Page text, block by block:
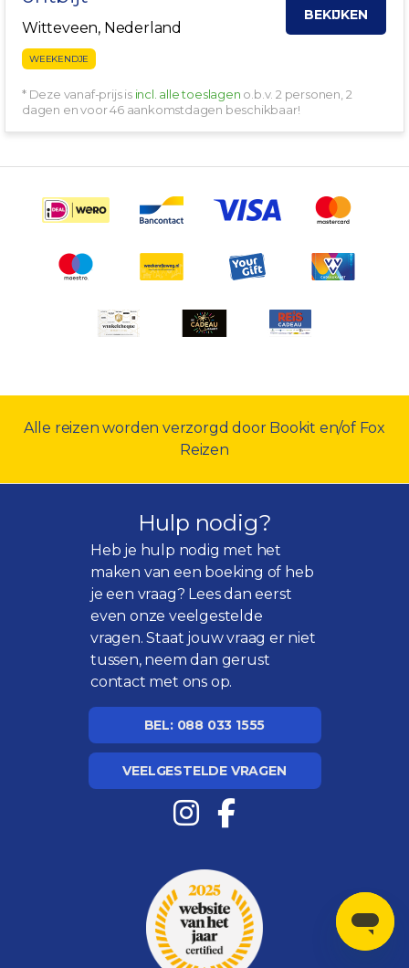
Witteveen, Nederland
WEEKENDJE
BEKIJKEN
* Deze vanaf-prijs is incl. alle toeslagen o.b.v. 2 personen, 2
dagen en voor 46 aankomstdagen beschikbaar!
Alle reizen worden verzorgd door Bookit en/of Fox
Reizen
Hulp nodig?
Heb je hulp nodig met het
maken van een boeking of heb
je een vraag? Lees dan eerst
even onzeveelgestelde
vragen. Staat jouw vraag er niet
tussen, neem dan gerust
contact met ons op.
BEL: 088 033 1555
VEELGESTELDE VRAGEN